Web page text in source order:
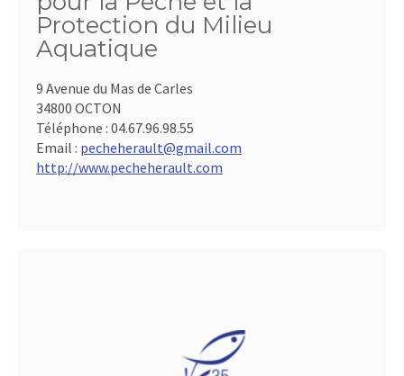
Protection du Milieu
Aquatique
9 Avenue du Mas de Carles
34800 OCTON
Téléphone : 04.67.96.98.55
Email : pecheherault@gmail.com
http://www.pecheherault.com